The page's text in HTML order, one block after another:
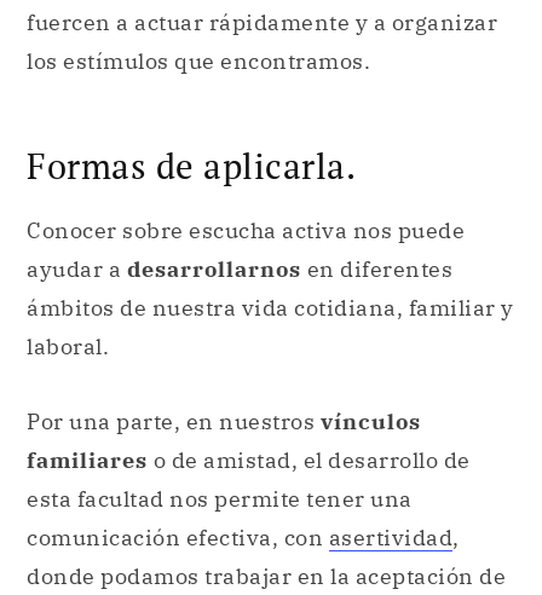
fuercen a actuar rápidamente y a organizar
los estímulos que encontramos.
Formas de aplicarla.
Conocer sobre escucha activa nos puede
ayudar a desarrollarnos en diferentes
ámbitos de nuestra vida cotidiana, familiar y
laboral.
Por una parte, en nuestros vínculos
familiares o de amistad, el desarrollo de
esta facultad nos permite tener una
comunicación efectiva, con asertividad,
donde podamos trabajar en la aceptación de